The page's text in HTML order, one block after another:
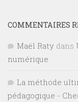
COMMENTAIRES
Maël Raty dans
numérique
La méthode
pédagogique -